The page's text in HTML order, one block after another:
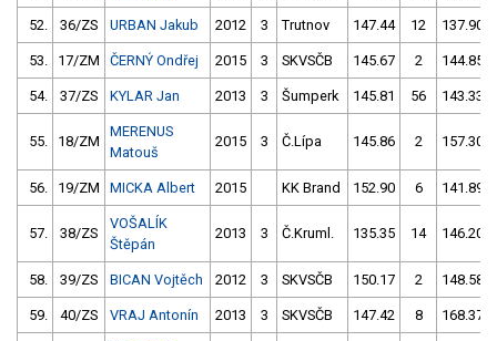
52. 36/ZS URBAN Jakub 2012 3 Trutnov 147.44 12 137.90
53. 17/ZM ČERNÝ Ondřej 2015 3 SKVSČB 145.67 2 144.85
54. 37/ZS KYLAR Jan 2013 3 Šumperk 145.81 56 143.33
55. 18/ZM
MERENUS
Matouš
2015 3 Č.Lípa 145.86 2 157.30
56. 19/ZM MICKA Albert 2015 KK Brand 152.90 6 141.89
57. 38/ZS
VOŠALÍK
Štěpán
2013 3 Č.Kruml. 135.35 14 146.20
58. 39/ZS BICAN Vojtěch 2012 3 SKVSČB 150.17 2 148.58
59. 40/ZS VRAJ Antonín 2013 3 SKVSČB 147.42 8 168.37